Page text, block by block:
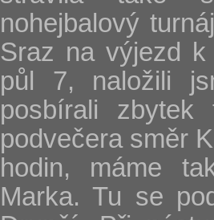
nohejbalový
Sraz na výjezd
půl 7, naložili
posbírali
podvečera směr
hodin, máme
Marka. Tu se